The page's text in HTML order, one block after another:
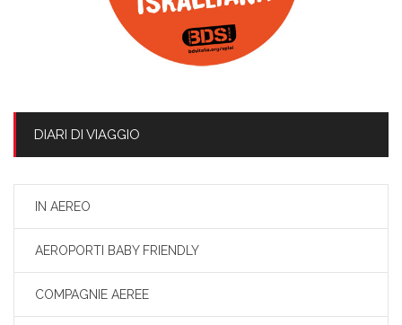
DIARI DI VIAGGIO
IN AEREO
AEROPORTI BABY FRIENDLY
COMPAGNIE AEREE